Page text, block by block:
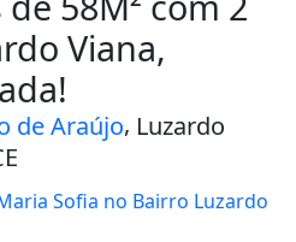
Viana,
de Araújo, Luzardo
Sofia no Bairro Luzardo